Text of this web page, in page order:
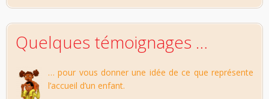
Quelques témoignages …
… pour vous donner une idée de ce que représente
l’accueil d’un enfant.